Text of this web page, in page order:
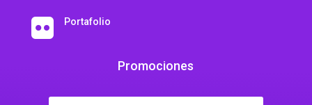
 Portafolio
Promociones